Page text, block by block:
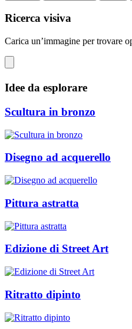
Ricerca visiva
Carica un’immagine per trovare
Idee da esplorare
Scultura in bronzo
Disegno ad acquerello
Pittura astratta
Edizione di Street Art
Ritratto dipinto